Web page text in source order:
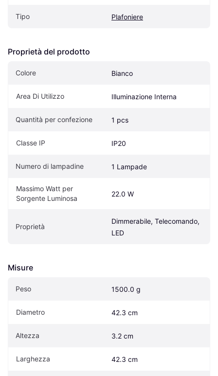
Tipo Plafoniere
Proprietà del prodotto
Colore Bianco
Area Di Utilizzo Illuminazione Interna
Quantità per confezione 1 pcs
Classe IP IP20
Numero di lampadine 1 Lampade
Massimo Watt per
Sorgente Luminosa
22.0 W
Proprietà
Dimmerabile, Telecomando,
LED
Misure
Peso 1500.0 g
Diametro 42.3 cm
Altezza 3.2 cm
Larghezza 42.3 cm